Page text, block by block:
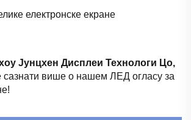
електронске екране
Јунцхен Дисплеи Технологи Цо,
сазнати више о нашем ЛЕД огласу за